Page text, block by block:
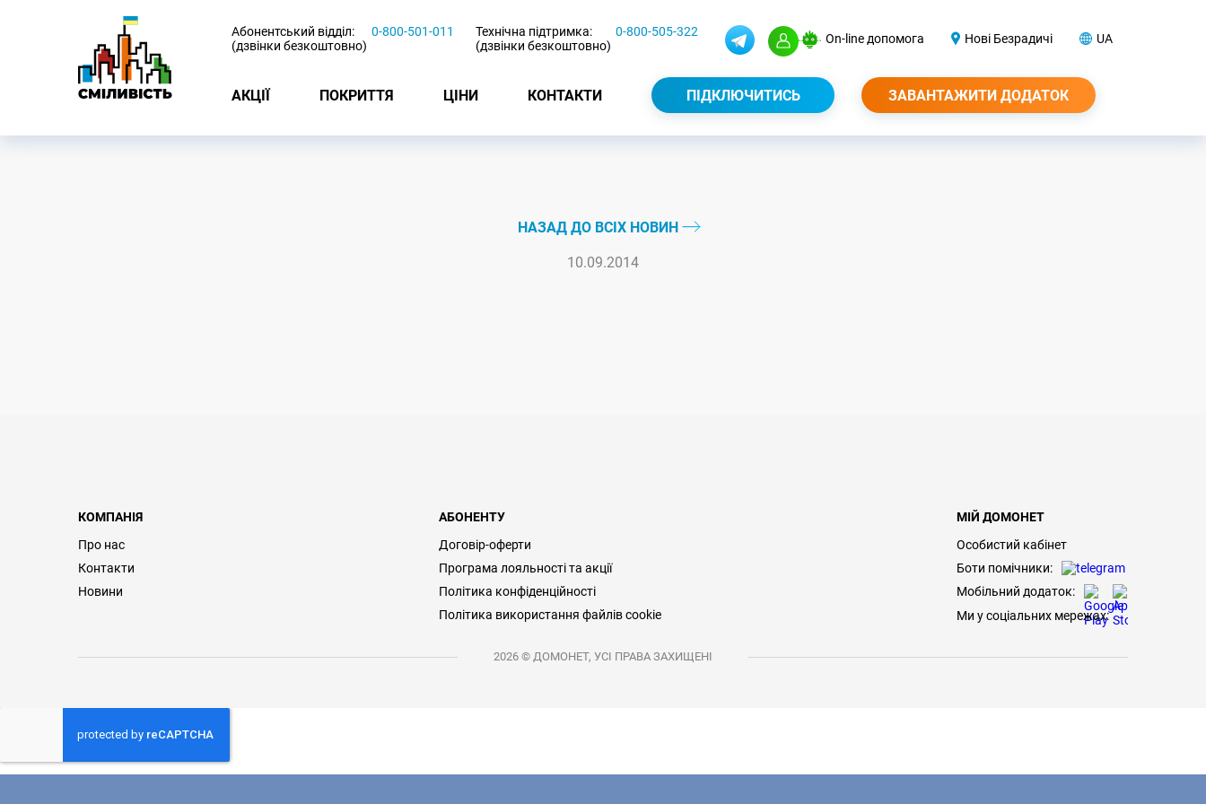
Абонентський відділ:
(дзвінки безкоштовно)
0-800-501-011
Технічна підтримка:
(дзвінки безкоштовно)
0-800-505-322 On-line допомога Нові Безрадичі UA
АКЦІЇ ПОКРИТТЯ ЦІНИ КОНТАКТИ ПІДКЛЮЧИТИСЬ ЗАВАНТАЖИТИ ДОДАТОК
НАЗАД ДО ВСІХ НОВИН
10.09.2014
КОМПАНІЯ
Про нас
Контакти
Новини
АБОНЕНТУ
Договір-оферти
Програма лояльності та акції
Політика конфіденційності
Політика використання файлів cookie
МІЙ ДОМОНЕТ
Особистий кабінет
Боти помічники:
Мобільний додаток:
Ми у соціальних мережах:
2026 © ДОМОНЕТ, УСІ ПРАВА ЗАХИЩЕНІ